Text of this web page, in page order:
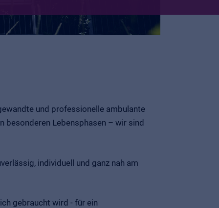
und professionelle ambulante
besonderen Lebensphasen – wir sind
individuell und ganz nah am
gebraucht wird - für ein